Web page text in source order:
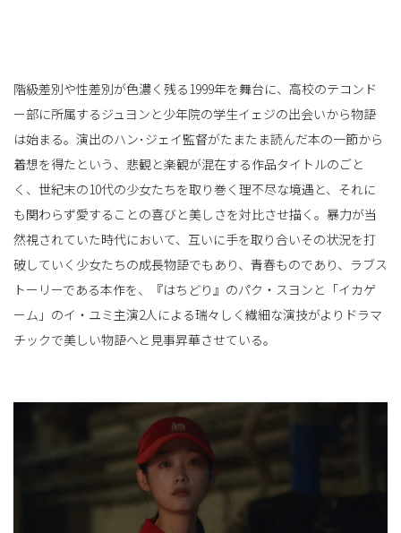
階級差別や性差別が色濃く残る1999年を舞台に、高校のテコンド
ー部に所属するジュヨンと少年院の学生イェジの出会いから物語
は始まる。演出のハン･ジェイ監督がたまたま読んだ本の一節から
着想を得たという、悲観と楽観が混在する作品タイトルのごと
く、世紀末の10代の少女たちを取り巻く理不尽な境遇と、それに
も関わらず愛することの喜びと美しさを対比させ描く。暴力が当
然視されていた時代において、互いに手を取り合いその状況を打
破していく少女たちの成長物語でもあり、青春ものであり、ラブス
トーリーである本作を、『はちどり』のパク・スヨンと「イカゲ
ーム」のイ・ユミ主演2人による瑞々しく繊細な演技がよりドラマ
チックで美しい物語へと見事昇華させている。